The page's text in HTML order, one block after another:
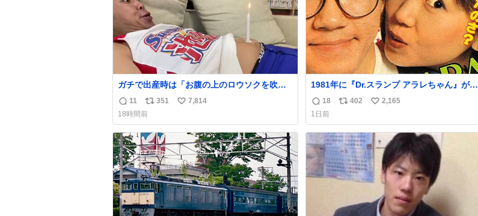
ガチで出産時は「お腹の上のロウソクを吹き
消さんとするサンシャイン池崎」だったし、
お産後の股裂け状態でのトイレは「とにかく
明るい安村の体勢」が1番楽
返
信
数
11
リ
ポ
ス
ト
数
351
い
ね
数
7,814
18時間前
1981年に『Dr.スランプ アラレちゃん』が放
映開始された直後の鳥山明さんと、小山茉美
さんです。
返
信
数
18
リ
ス
ト
数
402
い
ね
数
2,165
1日前